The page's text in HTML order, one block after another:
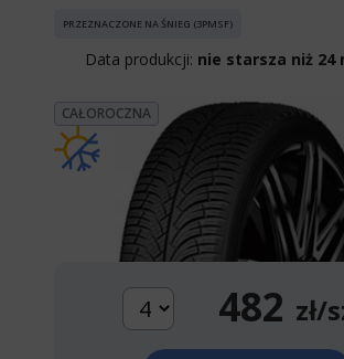
PRZEZNACZONE NA ŚNIEG (3PMSF)
Data produkcji: nie starsza niż 24
CAŁOROCZNA
482 zł/